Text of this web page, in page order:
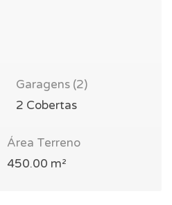
Garagens (2)
2 Cobertas
Área Terreno
450.00 m²